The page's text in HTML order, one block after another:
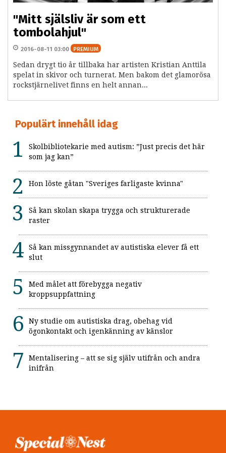
"Mitt själsliv är som ett
tombolahjul"
2016-08-11 03:00 PREMIUM
Sedan drygt tio år tillbaka har artisten Kristian Anttila
spelat in skivor och turnerat. Men bakom det glamorösa
rockstjärnelivet finns en helt annan...
Populärt innehåll idag
Skolbibliotekarie med autism: ”Just precis det här
som jag kan”
Hon löste gåtan "Sveriges farligaste kvinna"
Så kan skolan skapa trygga och strukturerade
raster
Så kan missgynnandet av autistiska elever få ett
slut
Med målet att förebygga negativ
kroppsuppfattning
Ny studie om autistiska drag, obehag vid
ögonkontakt och igenkänning av känslor
Mentalisering – att se sig själv utifrån och andra
inifrån